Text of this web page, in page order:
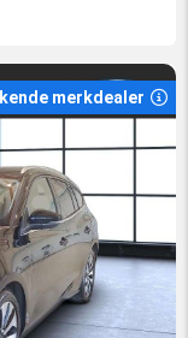
merkdealer